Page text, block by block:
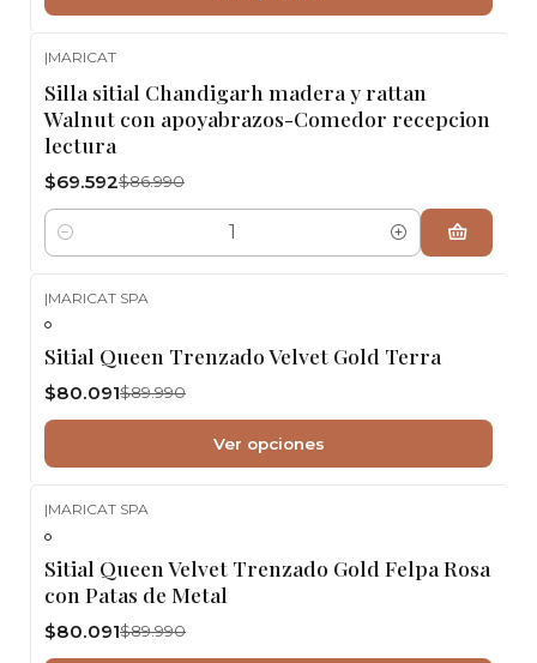
Nuevo
|MARICAT
Silla sitial Chandigarh madera y rattan
Walnut con apoyabrazos-Comedor recepcion
lectura
$69.592$86.990
Cantidad
|MARICAT SPA
Sitial Queen Trenzado Velvet Gold Terra
$80.091$89.990
Ver opciones
|MARICAT SPA
Sitial Queen Velvet Trenzado Gold Felpa Rosa
con Patas de Metal
$80.091$89.990